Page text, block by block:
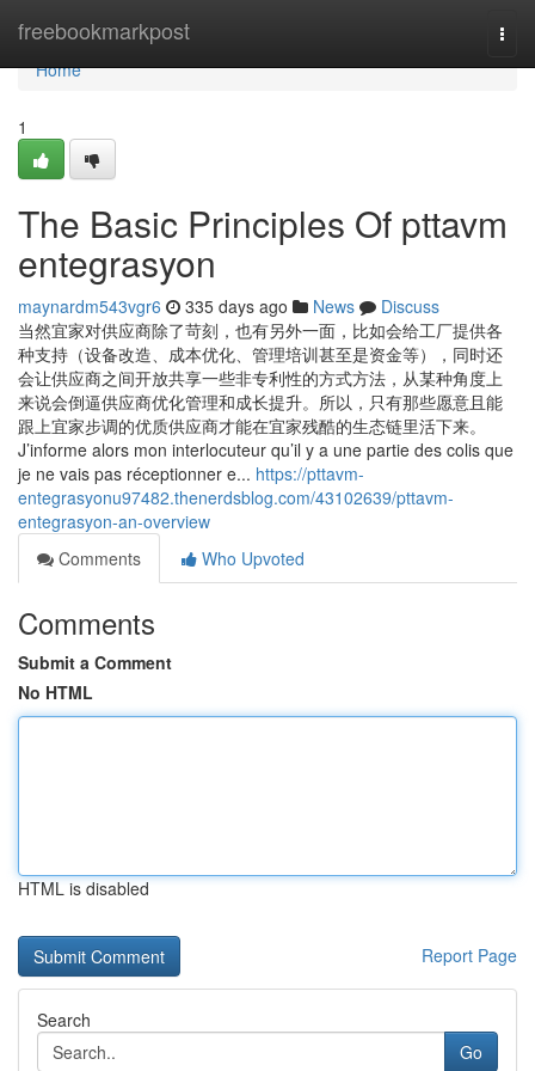
freebookmarkpost
Home
Home
1
The Basic Principles Of pttavm
entegrasyon
maynardm543vgr6 335 days ago News
Discuss
当然宜家对供应商除了苛刻，也有另外一面，比如会给工厂提供各
种支持（设备改造、成本优化、管理培训甚至是资金等），同时还
会让供应商之间开放共享一些非专利性的方式方法，从某种角度上
来说会倒逼供应商优化管理和成长提升。所以，只有那些愿意且能
跟上宜家步调的优质供应商才能在宜家残酷的生态链里活下来。
J’informe alors mon interlocuteur qu’il y a une partie des colis que
je ne vais pas réceptionner e... https://pttavm-
entegrasyonu97482.thenerdsblog.com/43102639/pttavm-
entegrasyon-an-overview
Comments
Who Upvoted
Comments
Submit a Comment
No HTML
HTML is disabled
Report Page
Search
Go